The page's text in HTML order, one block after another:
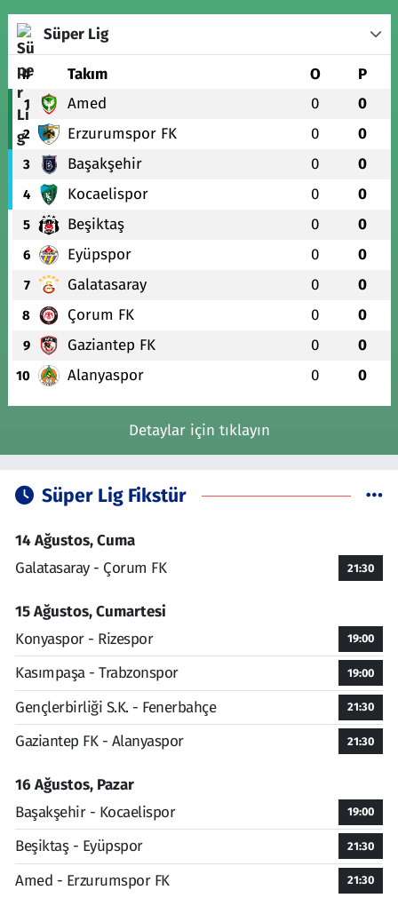
Süper Lig
# Takım O P
1 Amed 0 0
2 Erzurumspor FK 0 0
3 Başakşehir 0 0
4 Kocaelispor 0 0
5 Beşiktaş 0 0
6 Eyüpspor 0 0
7 Galatasaray 0 0
8 Çorum FK 0 0
9 Gaziantep FK 0 0
10 Alanyaspor 0 0
Detaylar için tıklayın
Süper Lig Fikstür
14 Ağustos, Cuma
Galatasaray - Çorum FK
21:30
15 Ağustos, Cumartesi
Konyaspor - Rizespor
19:00
Kasımpaşa - Trabzonspor 19:00
Gençlerbirliği S.K. - Fenerbahçe 21:30
Gaziantep FK - Alanyaspor 21:30
16 Ağustos, Pazar
Başakşehir - Kocaelispor
19:00
Beşiktaş - Eyüpspor 21:30
Amed - Erzurumspor FK 21:30